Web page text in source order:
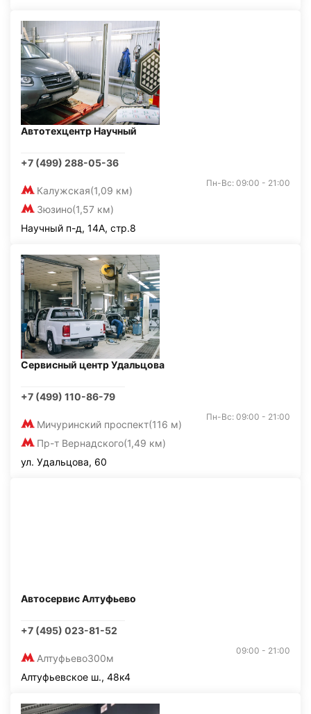
Автотехцентр Научный
+7 (499) 288-05-36
Калужская(1,09 км)
Зюзино(1,57 км)
Пн-Вс: 09:00 - 21:00
Научный п-д, 14А, стр.8
Сервисный центр Удальцова
+7 (499) 110-86-79
Мичуринский проспект(116 м)
Пр-т Вернадского(1,49 км)
Пн-Вс: 09:00 - 21:00
ул. Удальцова, 60
Автосервис Алтуфьево
+7 (495) 023-81-52
Алтуфьево300м
09:00 - 21:00
Алтуфьевское ш., 48к4